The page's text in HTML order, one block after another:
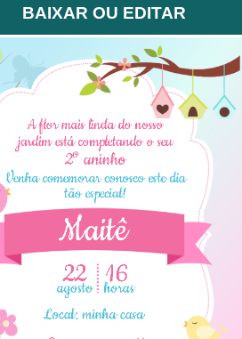
BAIXAR OU EDITAR